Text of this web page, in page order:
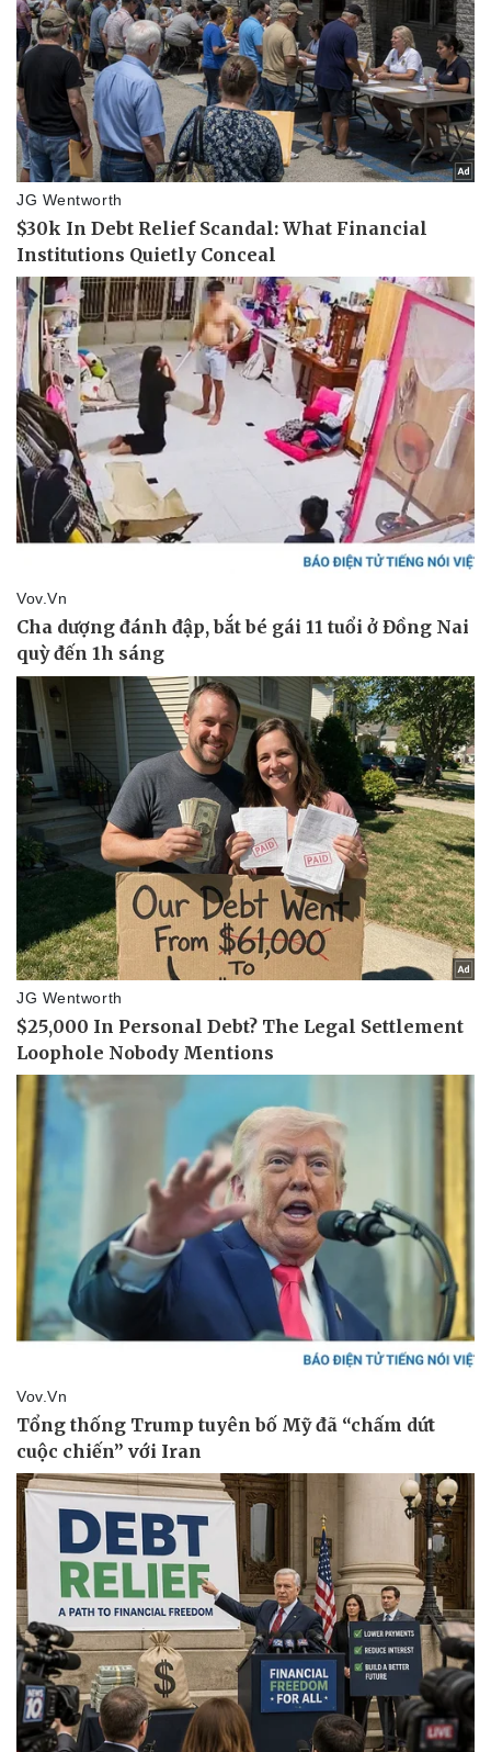
Doanh nghiệp 24h
Doanh nhân
Vì cộng đồng
Tin Công nghệ
Trải nghiệm
Chuyển đổi số
Dinh dưỡng - món ngon
Cây thuốc
Nam khoa
Làm đẹp - giảm cân
Phòng mạch online
Ăn sạch sống khỏe
Đời sống
Nhà đẹp
Blog
Tình yêu - Gia đình